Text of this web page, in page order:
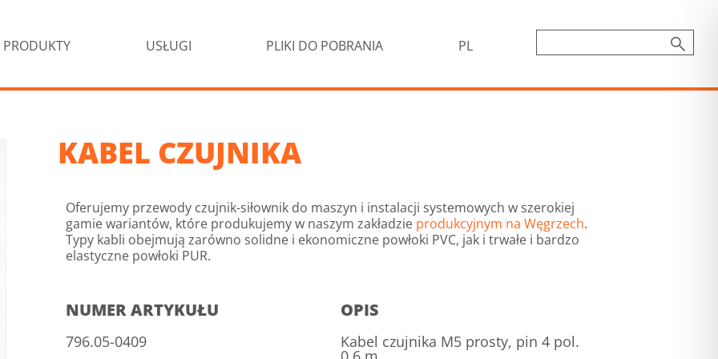
PRODUKTY USŁUGI PLIKI DO POBRANIA PL
KABEL CZUJNIKA
Oferujemy przewody czujnik-siłownik do maszyn i instalacji systemowych w szerokiej
gamie wariantów, które produkujemy w naszym zakładzie produkcyjnym na Węgrzech.
Typy kabli obejmują zarówno solidne i ekonomiczne powłoki PVC, jak i trwałe i bardzo
elastyczne powłoki PUR.
NUMER ARTYKUŁU OPIS
796.05-0409 Kabel czujnika M5 prosty, pin 4 pol.